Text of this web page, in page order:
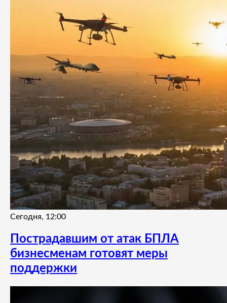
Сегодня, 12:00
Пострадавшим от атак БПЛА
бизнесменам готовят меры
поддержки